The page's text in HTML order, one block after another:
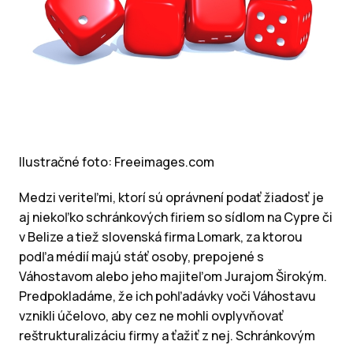
Ilustračné foto: Freeimages.com
Medzi veriteľmi, ktorí sú oprávnení podať žiadosť je
aj niekoľko schránkových firiem so sídlom na Cypre či
v Belize a tiež slovenská firma Lomark, za ktorou
podľa médií majú stáť osoby, prepojené s
Váhostavom alebo jeho majiteľom Jurajom Širokým.
Predpokladáme, že ich pohľadávky voči Váhostavu
vznikli účelovo, aby cez ne mohli ovplyvňovať
reštrukturalizáciu firmy a ťažiť z nej. Schránkovým